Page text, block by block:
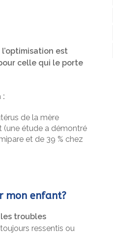
l’optimisation est
celle qui le porte
:
de la mère
(une étude a démontré
et de 39 % chez
mon enfant?
troubles
ressentis ou